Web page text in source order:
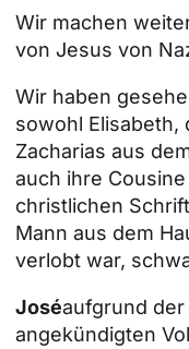
Wir machen
von Jesus von
Wir haben
sowohl Elisabeth,
Zacharias aus
auch ihre
christlichen
Mann aus dem
verlobt war,
Joséaufgrund
angekündigten